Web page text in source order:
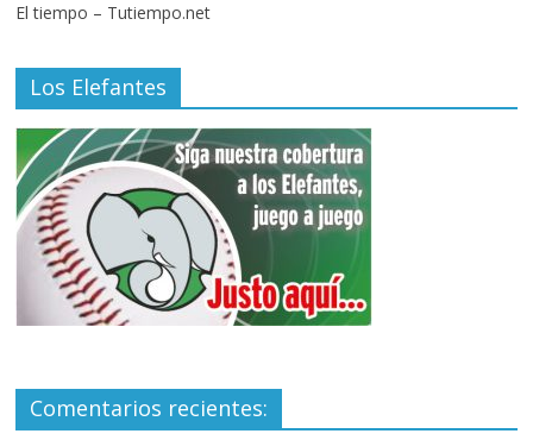
El tiempo – Tutiempo.net
Los Elefantes
Comentarios recientes: